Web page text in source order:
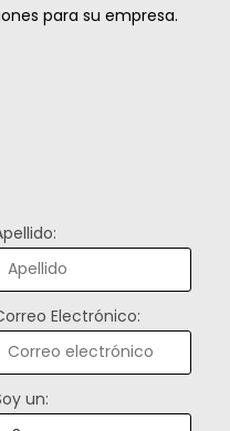
para su empresa.
Electrónico:
un: